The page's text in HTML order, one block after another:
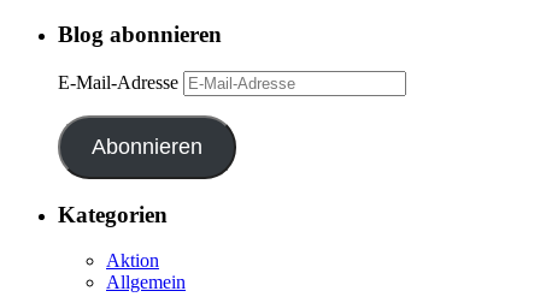
Blog abonnieren
E-Mail-Adresse
Abonnieren
Kategorien
Aktion
Allgemein